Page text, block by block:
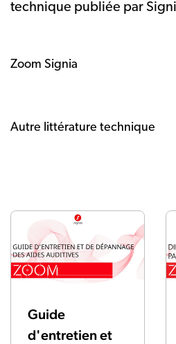
technique publiée par
Zoom Signia
Autre littérature technique
Guide
d'entretien et